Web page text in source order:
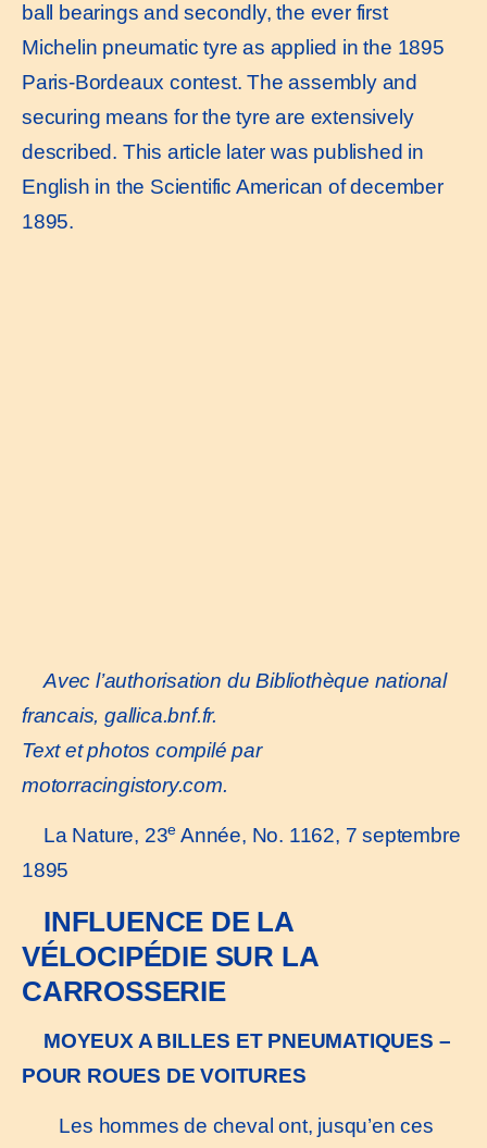
ball bearings and secondly, the ever first
Michelin pneumatic tyre as applied in the 1895
Paris-Bordeaux contest. The assembly and
securing means for the tyre are extensively
described. This article later was published in
English in the Scientific American of december
1895.
Avec l’authorisation du Bibliothèque national
francais,gallica.bnf.fr.
Text et photos compilé par
motorracingistory.com.
La Nature, 23e Année, No. 1162, 7 septembre
1895
INFLUENCE DE LA
VÉLOCIPÉDIE SUR LA
CARROSSERIE
MOYEUX A BILLES ET PNEUMATIQUES –
POUR ROUES DE VOITURES
Les hommes de cheval ont, jusqu’en ces